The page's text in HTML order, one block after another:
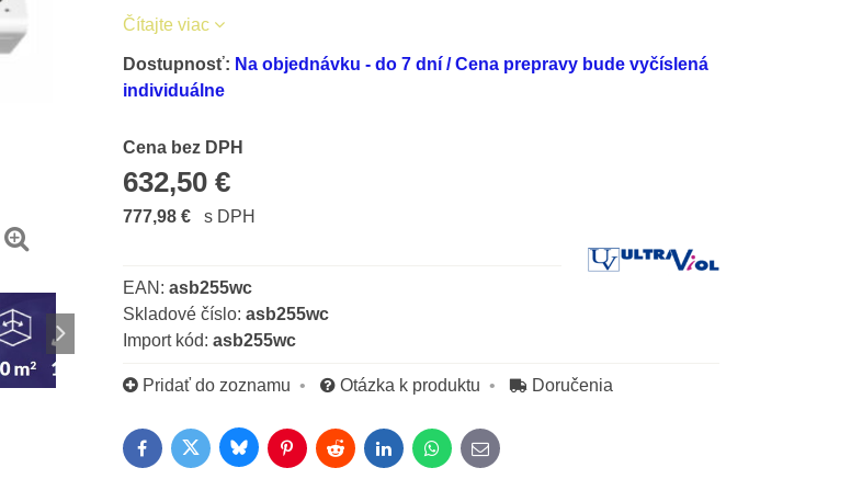
Čítajte viac
Dostupnosť: Na objednávku - do 7 dní / Cena prepravy bude vyčíslená
individuálne
Cena bez DPH
632,50 €
Cena s DPH
777,98 € s DPH
Výrobca:
EAN: asb255wc
Skladové číslo: asb255wc
Import kód: asb255wc
Pridať do zoznamu Otázka k produktu Doručenia
FacebookTwitterBlueskyPinterestRedditLinkedInWhatsApp
E-mail